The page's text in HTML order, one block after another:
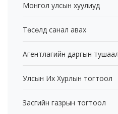
Монгол улсын хуулиуд
Төсөлд санал авах
Агентлагийн даргын тушаал
Улсын Их Хурлын тогтоол
Засгийн газрын тогтоол